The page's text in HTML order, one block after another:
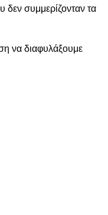
δεν συμμερίζονταν τα
να διαφυλάξουμε